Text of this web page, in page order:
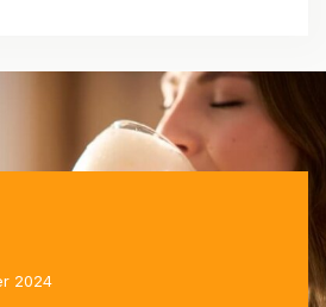
2024